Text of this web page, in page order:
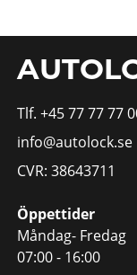
Tlf. +45 77 77 77
info@autolock.se
CVR: 38643711
Öppettider
Måndag- Fredag
07:00 - 16:00